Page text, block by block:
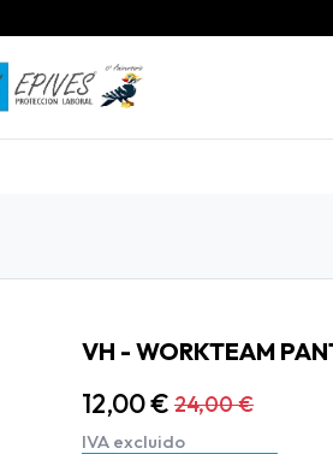
VH - WORKTEAM
12,00€ 24,00€
IVA excluido